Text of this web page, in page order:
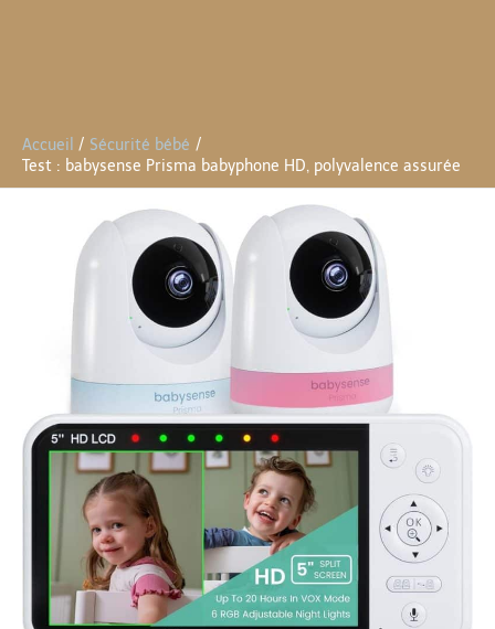
Accueil
Sécurité bébé
Test : babysense Prisma babyphone HD, polyvalence assurée